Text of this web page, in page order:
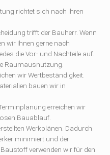
richtet sich nach Ihren
trifft der Bauherr. Wenn
wir Ihnen gerne nach
die Vor- und Nachteile auf.
Raumausnutzung.
wir Wertbeständigkeit.
bauen wir in
erreichen wir
Bauablauf.
Werkplänen. Dadurch
minimiert und der
verwenden wir für den